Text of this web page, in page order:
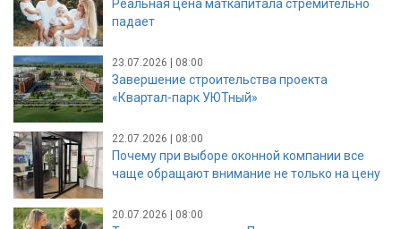
Реальная цена маткапитала стремительно
падает
23.07.2026 | 08:00
Завершение строительства проекта
«Квартал-парк УЮТный»
22.07.2026 | 08:00
Почему при выборе оконной компании все
чаще обращают внимание не только на цену
20.07.2026 | 08:00